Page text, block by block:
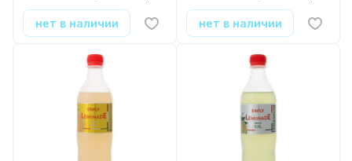
( 12шт./уп. )
нет в наличии нет в наличии